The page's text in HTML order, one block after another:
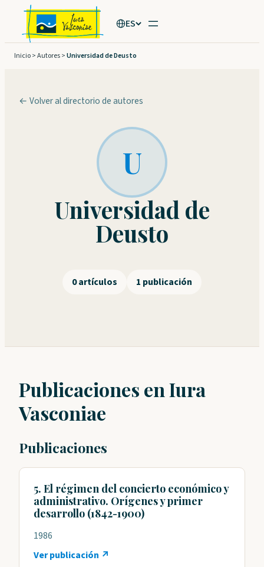
Saltar
contenido
ES
Inicio>Autores>Universidad de Deusto
← Volver al directorio de autores
U
Universidad de
Deusto
0 artículos 1 publicación
Publicaciones en Iura
Vasconiae
Publicaciones
5. El régimen del concierto económico y
administrativo. Orígenes y primer
desarrollo (1842-1900)
1986
Ver publicación ↗